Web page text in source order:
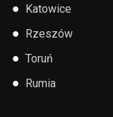
● Katowice
● Rzeszów
● Toruń
● Rumia